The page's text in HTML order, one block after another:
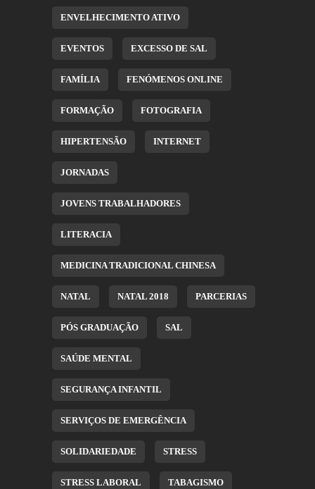
ENVELHECIMENTO ATIVO
EVENTOS EXCESSO DE SAL
FAMÍLIA FENÓMENOS ONLINE
FORMAÇÃO FOTOGRAFIA
HIPERTENSÃO INTERNET
JORNADAS
JOVENS TRABALHADORES
LITERACIA
MEDICINA TRADICIONAL CHINESA
NATAL NATAL 2018 PARCERIAS
PÓS GRADUAÇÃO SAL
SAÚDE MENTAL
SEGURANÇA INFANTIL
SERVIÇOS DE EMERGÊNCIA
SOLIDARIEDADE STRESS
STRESS LABORAL TABAGISMO